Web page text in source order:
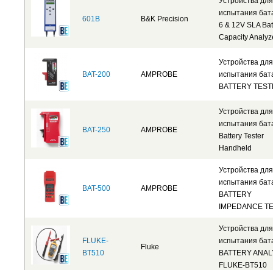
601B B&K Precision
испытания
6 & 12V SLA
Capacity
BAT-200 AMPROBE
Устройства для
испытания
BATTERY
BAT-250 AMPROBE
Устройства для
испытания
Battery Tester
Handheld
BAT-500 AMPROBE
Устройства для
испытания
BATTERY
IMPEDANCE
FLUKE-
BT510
Fluke
Устройства для
испытания
BATTERY
FLUKE-BT510